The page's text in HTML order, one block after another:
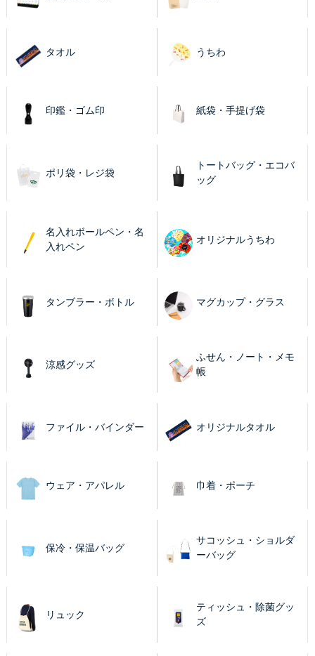
タオル うちわ
印鑑・ゴム印 紙袋・手提げ袋
ポリ袋・レジ袋
トートバッグ・エコバ
ッグ
名入れボールペン・名
入れペン
オリジナルうちわ
タンブラー・ボトル マグカップ・グラス
涼感グッズ
ふせん・ノート・メモ
帳
ファイル・バインダー オリジナルタオル
ウェア・アパレル 巾着・ポーチ
保冷・保温バッグ
サコッシュ・ショルダ
ーバッグ
リュック
ティッシュ・除菌グッ
ズ